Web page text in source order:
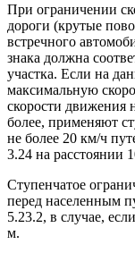
При ограничении
дороги (крутые
встречного
знака должна
участка. Если на
максимальную
скорости движения
более, применяют
не более 20 км/ч
3.24 на расстоянии
Ступенчатое
перед населенным
5.23.2, в случае,
м.